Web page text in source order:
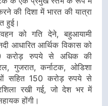
की दिशा में भारत की यात्रा
हुई।
को गति देने, बहुआयामी
आधारित आर्थिक विकास को
करोड़ रुपये से अधिक की
गुजरात, कर्नाटक, ओडिशा
सहित 150 करोड़ रुपये से
रखी गई, जो देश भर में
होंगी।